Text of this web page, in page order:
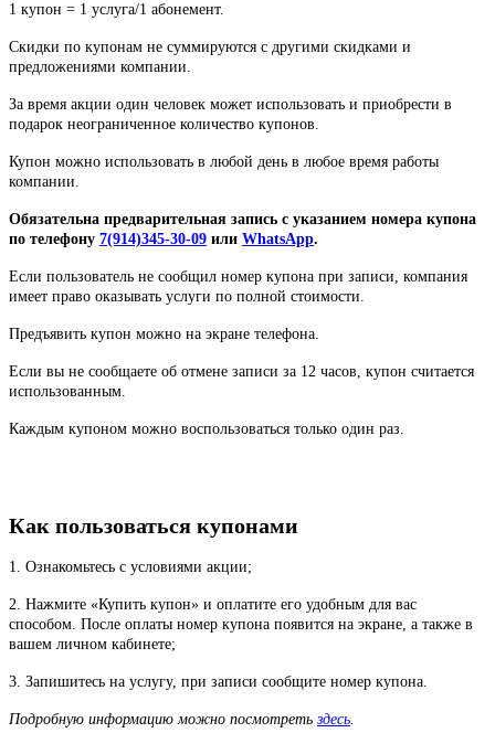
1 купон = 1 услуга/1 абонемент.
Скидки по купонам не суммируются с другими скидками и
предложениями компании.
За время акции один человек может использовать и приобрести в
подарок неограниченное количество купонов.
Купон можно использовать в любой день в любое время работы
компании.
Обязательна предварительная запись с указанием номера купона
по телефону 7(914)345-30-09 или WhatsApp.
Если пользователь не сообщил номер купона при записи, компания
имеет право оказывать услуги по полной стоимости.
Предъявить купон можно на экране телефона.
Если вы не сообщаете об отмене записи за 12 часов, купон считается
использованным.
Каждым купоном можно воспользоваться только один раз.
Как пользоваться купонами
1. Ознакомьтесь с условиями акции;
2. Нажмите «Купить купон» и оплатите его удобным для вас
способом. После оплаты номер купона появится на экране, а также в
вашем личном кабинете;
3. Запишитесь на услугу, при записи сообщите номер купона.
Подробную информацию можно посмотреть здесь.